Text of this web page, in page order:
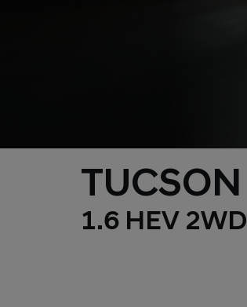
1.6 HEV 2WD